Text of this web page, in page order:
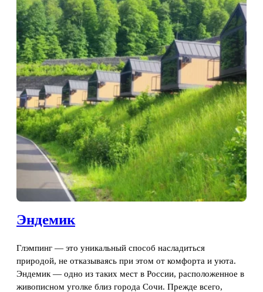
Эндемик
Глэмпинг — это уникальный способ насладиться
природой, не отказываясь при этом от комфорта и уюта.
Эндемик — одно из таких мест в России, расположенное в
живописном уголке близ города Сочи. Прежде всего,